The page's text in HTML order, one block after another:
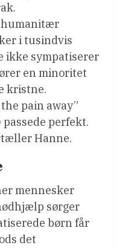
humanitær
i tusindvis
ikke sympatiserer
en minoritet
kristne.
pain away”
perfekt.
Hanne.
mennesker
sørger
børn får
det